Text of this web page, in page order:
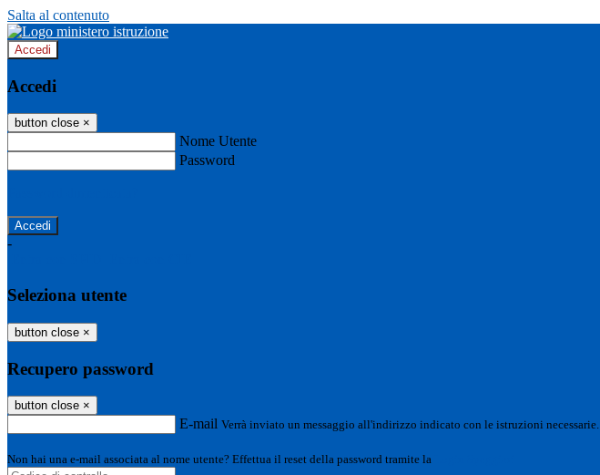
Salta al contenuto
Accedi
Accedi
button close ×
Nome Utente
Password
-
Seleziona utente
button close ×
Recupero password
button close ×
E-mail Verrà inviato un messaggio all'indirizzo indicato con le istruzioni necessarie.
Non hai una e-mail associata al nome utente? Effettua il reset della password tramite la